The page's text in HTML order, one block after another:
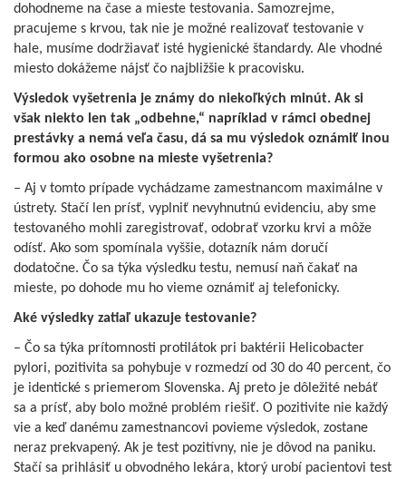
dohodneme na čase a mieste testovania. Samozrejme,
pracujeme s krvou, tak nie je možné realizovať testovanie v
hale, musíme dodržiavať isté hygienické štandardy. Ale vhodné
miesto dokážeme nájsť čo najbližšie k pracovisku.
Výsledok vyšetrenia je známy do niekoľkých minút. Ak si
však niekto len tak „odbehne,“ napríklad v rámci obednej
prestávky a nemá veľa času, dá sa mu výsledok oznámiť inou
formou ako osobne na mieste vyšetrenia?
– Aj v tomto prípade vychádzame zamestnancom maximálne v
ústrety. Stačí len prísť, vyplniť nevyhnutnú evidenciu, aby sme
testovaného mohli zaregistrovať, odobrať vzorku krvi a môže
odísť. Ako som spomínala vyššie, dotazník nám doručí
dodatočne. Čo sa týka výsledku testu, nemusí naň čakať na
mieste, po dohode mu ho vieme oznámiť aj telefonicky.
Aké výsledky zatiaľ ukazuje testovanie?
– Čo sa týka prítomnosti protilátok pri baktérii Helicobacter
pylori, pozitivita sa pohybuje v rozmedzí od 30 do 40 percent, čo
je identické s priemerom Slovenska. Aj preto je dôležité nebáť
sa a prísť, aby bolo možné problém riešiť. O pozitivite nie každý
vie a keď danému zamestnancovi povieme výsledok, zostane
neraz prekvapený. Ak je test pozitívny, nie je dôvod na paniku.
Stačí sa prihlásiť u obvodného lekára, ktorý urobí pacientovi test